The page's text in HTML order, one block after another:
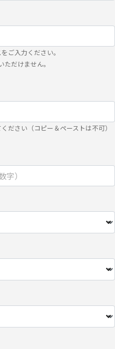
報を安全に管理し、以下の場合
開示・提供しません。
適切な機密保持契約を締結した
合
ために、ご提供いただいた個人
グループ会社およびパートナー
考慮した、電子的な伝送または
提供いたします。
ートナー企業より直接ご連絡さ
託業務により個人情報を外部へ
約を締結し委託先を監督しま
ない場合、当社からの各種情
ご入力ください。
だけません。
ださい（コピー＆ペーストは不可）